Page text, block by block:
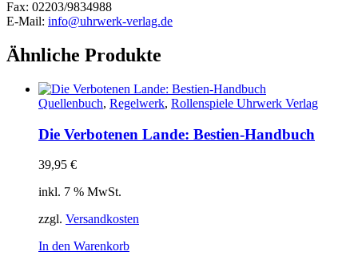
Fax: 02203/9834988
E-Mail: info@uhrwerk-verlag.de
Ähnliche Produkte
Quellenbuch, Regelwerk, Rollenspiele Uhrwerk Verlag
Die Verbotenen Lande: Bestien-Handbuch
39,95 €
inkl. 7 % MwSt.
zzgl. Versandkosten
In den Warenkorb